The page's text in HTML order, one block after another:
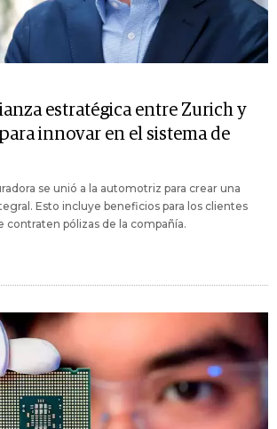
estratégica entre Zurich y
innovar en el sistema de
se unió a la automotriz para crear una
Esto incluye beneficios para los clientes
contraten pólizas de la compañía.